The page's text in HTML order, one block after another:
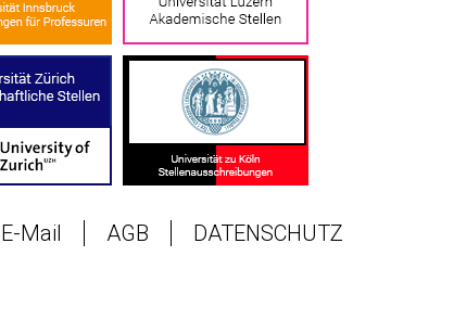
Mail AGB DATENSCHUTZ